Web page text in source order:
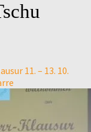
11. – 13. 10.